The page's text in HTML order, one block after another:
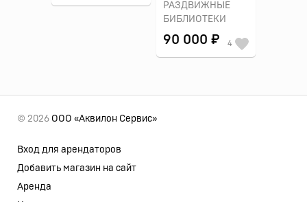
РАЗДВИЖНЫЕ
БИБЛИОТЕКИ
90 000 ₽ 4
© 2026 ООО «Аквилон Сервис»
Вход для арендаторов
Добавить магазин на сайт
Аренда